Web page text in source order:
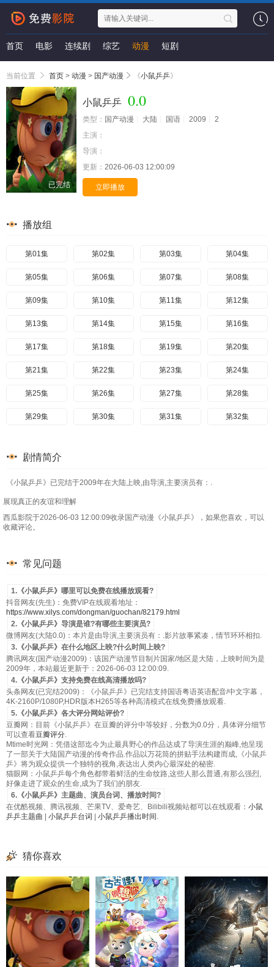
首页 电影 连续剧 综艺 动漫 短剧
当前位置 首页 > 动漫 > 国产动漫 《小鼠乒乒》
已完结
小鼠乒乒 0.0
类型： 国产动漫 大陆 国语 2009
2
主演：
导演：
更新： 2026-06-03 12:00:09
立即播放
播放组
第01集 第02集 第03集 第04集
第05集 第06集 第07集 第08集
第09集 第10集 第11集 第12集
第13集 第14集 第15集 第16集
第17集 第18集 第19集 第20集
第21集 第22集 第23集 第24集
第25集 第26集 第27集 第28集
第29集 第30集 第31集 第32集
第37集
第41集 第42集 第43集
第49集
剧情简介
《小鼠乒乒》已完结于2009年在大陆上映,由导演,主要演员有：.
展现真正的友谊和理解
西瓜影院于2026-06-03 12:00:09收录国产动漫《小鼠乒乒》，如果您喜欢，可以
收藏评论。
常见问题
1.《小鼠乒乒》哪里可以免费在线播放观看?
抖音网友(先生)：免费VIP在线观看地址：
https://www.xilys.com/dongman/guochan/82179.html
2.《小鼠乒乒》导演是谁?有哪些主要演员?
微博网友(大陆0.0)：本片是由导演,主要演员有：.影片故事紧凑，情节环环相扣.
3.《小鼠乒乒》在什么地区上映?什么时间上映?
腾讯网友(国产动漫2009)：该国产动漫节目制片国家/地区是大陆，上映时间为是
2009年，本站最近更新于：2026-06-03 12:00:09.
4.《小鼠乒乒》支持免费在线高清播放吗?
头条网友(已完结2009)：《小鼠乒乒》已完结支持国语粤语英语配音/中文字幕，
4K-2160P/1080P,HDR版本H265等各种高清模式在线免费播放观看.
5.《小鼠乒乒》各大评分网站评价?
豆瓣网：目前《小鼠乒乒》在豆瓣的评分中等较好，分数为0.0分，具体评分细节
可以查看豆瓣评分.
Mtime时光网：凭借这部迄今为止最具野心的作品达成了导演生涯的巅峰,他呈现
了一部关于大陆国产动漫的传奇作品.作品以万花筒的拼贴手法构建而成,《小鼠乒
乒》将为观众提供一个独特的视角,表达出人类内心最深处的秘密.
猫眼网：小鼠乒乒每个角色都带着鲜活的生命纹路,这些人那么普通,有那么强烈,
好像走进了观众的生命,成为了我们的朋友.
6.《小鼠乒乒》主题曲、演员台词、播放时间?
在优酷视频、腾讯视频、芒果TV、爱奇艺、Bilibili视频站都可以在线观看： 小鼠
乒乒主题曲
小鼠乒乒台词 小鼠乒乒播出时间 .
猜你喜欢